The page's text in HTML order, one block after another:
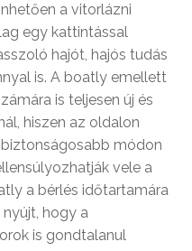
a vitorlázni
egy kattintással
hajót, hajós tudás
is. A boatly emellett
is teljesen új és
hiszen az oldalon
módon
vele a
a bérlés időtartamára
hogy a
is gondtalanul